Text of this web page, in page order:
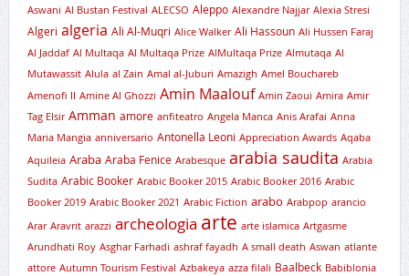
Aswani Al Bustan Festival ALECSO Aleppo Alexandre Najjar Alexia Stresi
Algeri algeria Ali Al-Muqri Alice Walker Ali Hassoun Ali Hussen Faraj
Al Jaddaf Al Multaqa Al Multaqa Prize AlMultaqa Prize Almutaqa Al
Mutawassit Alula al Zain Amal al-Juburi Amazigh Amel Bouchareb
Amenofi II Amine Al Ghozzi Amin Maalouf Amin Zaoui Amira Amir
Tag Elsir Amman amore anfiteatro Angela Manca Anis Arafai Anna
Maria Mangia anniversario Antonella Leoni Appreciation Awards Aqaba
Aquileia Araba Araba Fenice Arabesque arabia saudita Arabia
Sudita Arabic Booker Arabic Booker 2015 Arabic Booker 2016 Arabic
Booker 2019 Arabic Booker 2021 Arabic Fiction arabo Arabpop arancio
Arar Aravrit arazzi archeologia arte arte islamica Artgasme
Arundhati Roy Asghar Farhadi ashraf fayadh A small death Aswan atlante
attore Autumn Tourism Festival Azbakeya azza filali Baalbeck Babiblonia